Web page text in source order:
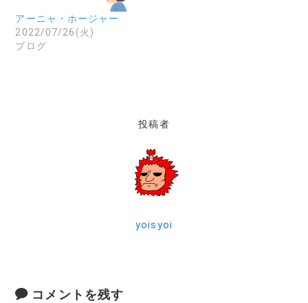
アーニャ・ホージャー
2022/07/26(火)
ブログ
投稿者
yoisyoi
コメントを残す